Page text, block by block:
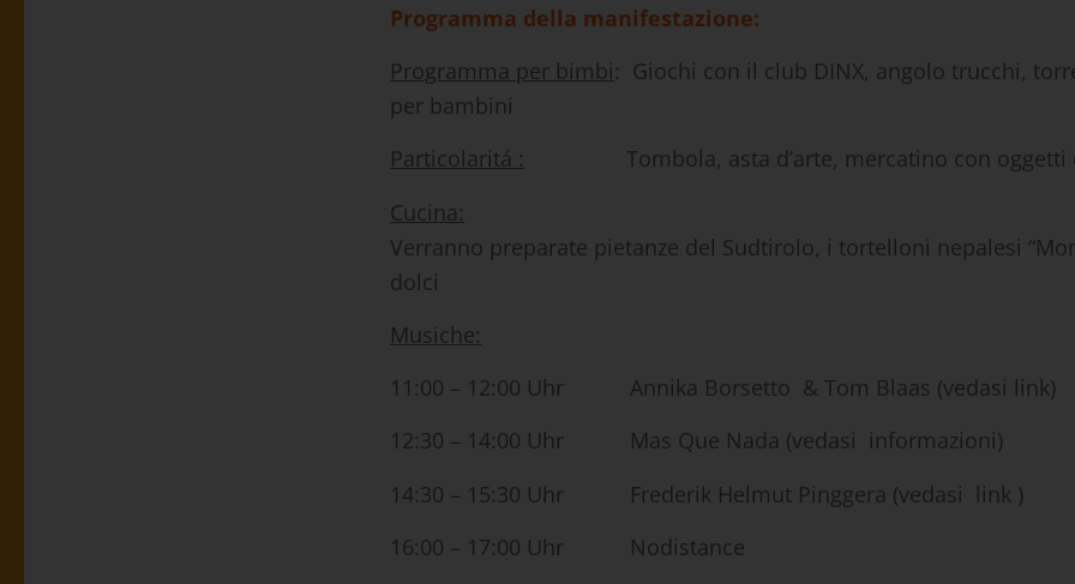
Programma della manifestazione:
Programma per bimbi: Giochi con il club DINX, angolo trucchi,
per bambini
Particolaritá : Tombola, asta d’arte, mercatino con oggetti
Cucina:
Verranno preparate pietanze del Sudtirolo, i tortelloni nepalesi
dolci
Musiche:
11:00 – 12:00 Uhr Annika Borsetto & Tom Blaas (vedasi link)
12:30 – 14:00 Uhr Mas Que Nada (vedasi informazioni)
14:30 – 15:30 Uhr Frederik Helmut Pinggera (vedasi link )
16:00 – 17:00 Uhr Nodistance